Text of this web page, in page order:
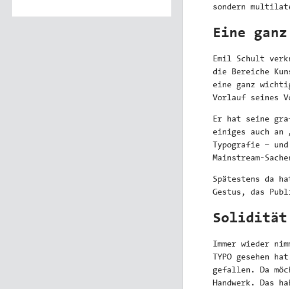
sondern
Eine
Emil Schult
die Bereiche
eine ganz
Vorlauf seines
Er hat seine
einiges auch an
Typografie –
Mainstream-
Spätestens da
Gestus, das
Solidität
Immer wieder
TYPO gesehen
gefallen. Da
Handwerk. Das